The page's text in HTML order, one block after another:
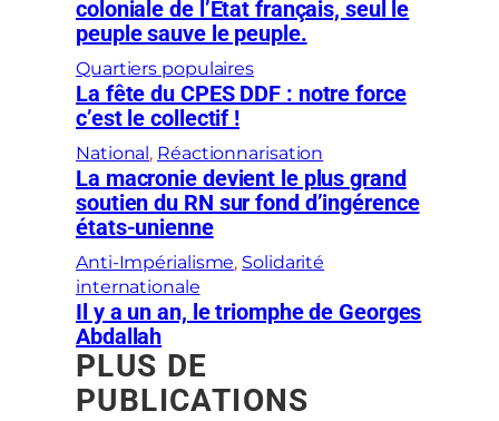
coloniale de l’État français, seul le
peuple sauve le peuple.
Quartiers populaires
La fête du CPES DDF : notre force
c’est le collectif !
National , Réactionnarisation
La macronie devient le plus grand
soutien du RN sur fond d’ingérence
états-unienne
Anti-Impérialisme, Solidarité
internationale
Il y a un an, le triomphe de Georges
Abdallah
PLUS DE
PUBLICATIONS